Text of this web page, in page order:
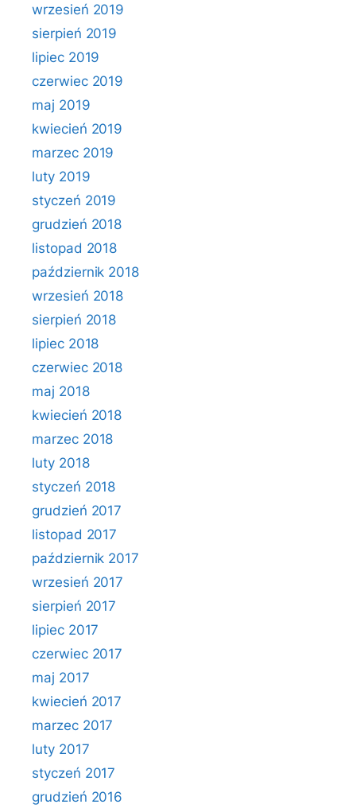
wrzesień 2019
sierpień 2019
lipiec 2019
czerwiec 2019
maj 2019
kwiecień 2019
marzec 2019
luty 2019
styczeń 2019
grudzień 2018
listopad 2018
październik 2018
wrzesień 2018
sierpień 2018
lipiec 2018
czerwiec 2018
maj 2018
kwiecień 2018
marzec 2018
luty 2018
styczeń 2018
grudzień 2017
listopad 2017
październik 2017
wrzesień 2017
sierpień 2017
lipiec 2017
czerwiec 2017
maj 2017
kwiecień 2017
marzec 2017
luty 2017
styczeń 2017
grudzień 2016